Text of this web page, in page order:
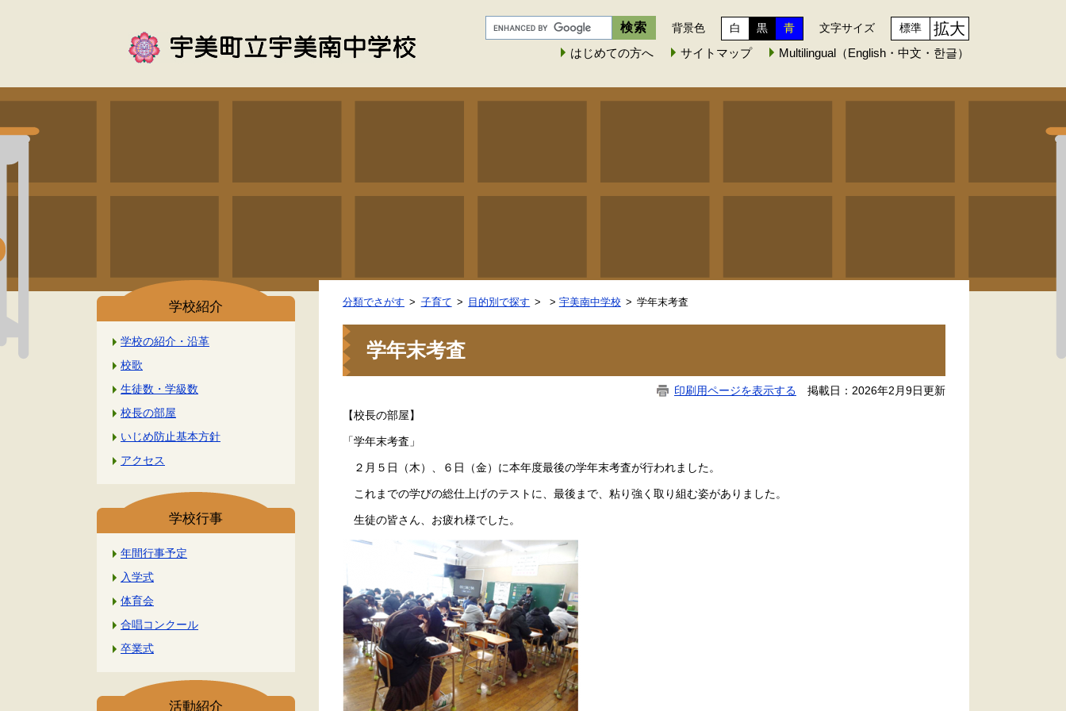
背景色 白 黒 青 文字サイズ 標準 拡大
はじめての方へ サイトマップ Multilingual（English・中文・한글）
学校紹介
学校の紹介・沿革
校歌
生徒数・学級数
校長の部屋
いじめ防止基本方針
アクセス
学校行事
年間行事予定
入学式
体育会
合唱コンクール
卒業式
活動紹介
分類でさがす 子育て 目的別で探す > 宇美南中学校 学年末考査
学年末考査
印刷用ページを表示する 掲載日：2026年2月9日更新
【校長の部屋】
「学年末考査」
２月５日（木）、６日（金）に本年度最後の学年末考査が行われました。
これまでの学びの総仕上げのテストに、最後まで、粘り強く取り組む姿がありました。
生徒の皆さん、お疲れ様でした。